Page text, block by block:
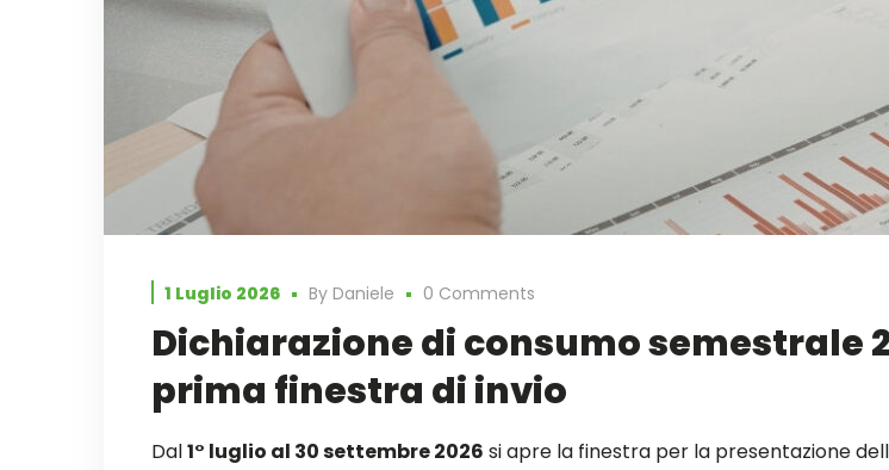
1 Luglio 2026 By Daniele 0 Comments
Dichiarazione di consumo semestrale
prima finestra di invio
Dal1° luglio al 30 settembre 2026 si apre la finestra per la presentazione